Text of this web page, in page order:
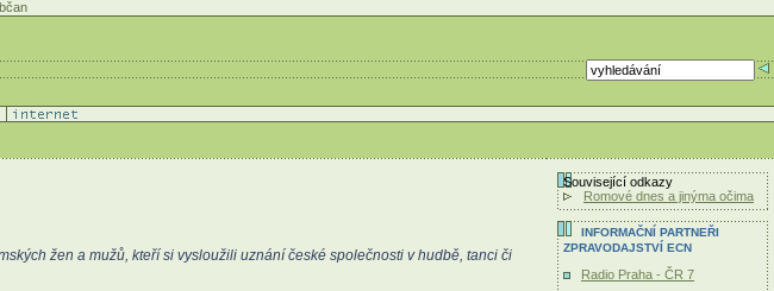
žen a mužů, kteří si vysloužili uznání české společnosti v hudbě, tanci či
Související odkazy
Romové dnes a jinýma očima
INFORMAČNÍ PARTNEŘI
ZPRAVODAJSTVÍ ECN
Radio Praha - ČR 7